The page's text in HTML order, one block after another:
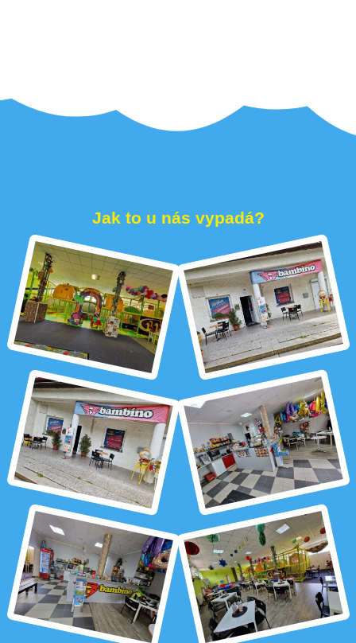
Jak to u nás vypadá?